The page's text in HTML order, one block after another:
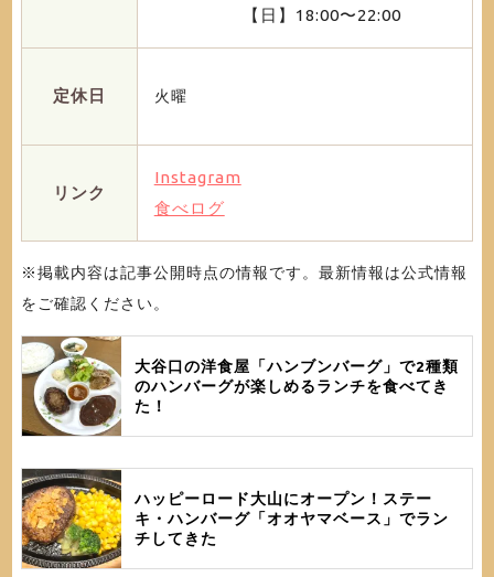
【日】18:00〜22:00
定休日 火曜
リンク
Instagram
食べログ
※掲載内容は記事公開時点の情報です。最新情報は公式情報
をご確認ください。
大谷口の洋食屋「ハンブンバーグ」で2種類
のハンバーグが楽しめるランチを食べてき
た！
ハッピーロード大山にオープン！ステー
キ・ハンバーグ「オオヤマベース」でラン
チしてきた